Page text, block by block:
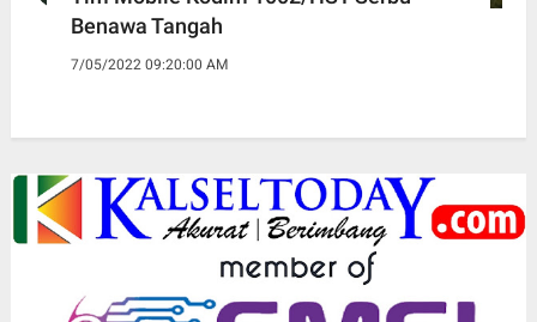
Benawa Tangah
7/05/2022 09:20:00 AM